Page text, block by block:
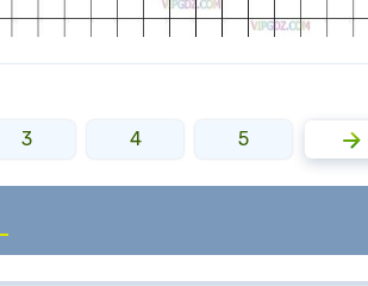
3 4 5